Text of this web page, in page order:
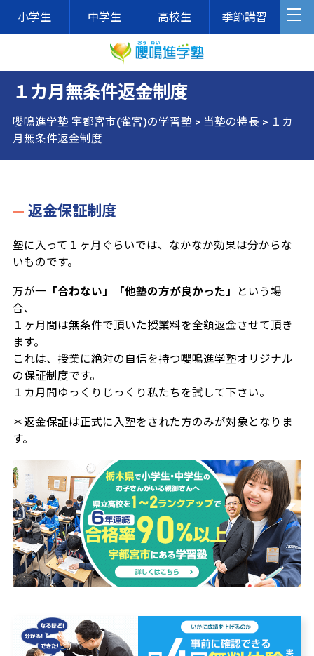
小学生 中学生 高校生 季節講習
１カ月無条件返金制度
嚶鳴進学塾 宇都宮市(雀宮)の学習塾 > 当塾の特長 > １カ
月無条件返金制度
返金保証制度
塾に入って１ヶ月ぐらいでは、なかなか効果は分からな
いものです。
万が一 「合わない」「他塾の方が良かった」
という場
合、
１ヶ月間は無条件で頂いた授業料を全額返金させて頂き
ます。
これは、授業に絶対の自信を持つ嚶鳴進学塾オリジナル
の保証制度です。
１カ月間ゆっくりじっくり私たちを試して下さい。
＊返金保証は正式に入塾をされた方のみが対象となりま
す。